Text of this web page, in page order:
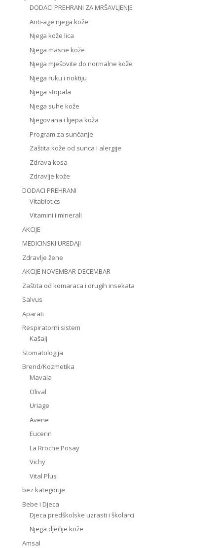
DODACI PREHRANI ZA MRŠAVLJENJE
Anti-age njega kože
Njega kože lica
Njega masne kože
Njega mješovite do normalne kože
Njega ruku i noktiju
Njega stopala
Njega suhe kože
Njegovana i lijepa koža
Program za sunčanje
Zaštita kože od sunca i alergije
Zdrava kosa
Zdravlje kože
DODACI PREHRANI
Vitabiotics
Vitamini i minerali
AKCIJE
MEDICINSKI UREDAJI
Zdravlje žene
AKCIJE NOVEMBAR-DECEMBAR
Zaštita od komaraca i drugih insekata
Salvus
Aparati
Respiratorni sistem
Kašalj
Stomatologija
Brend/Kozmetika
Mavala
Olival
Uriage
Avene
Eucerin
La Rroche Posay
Vichy
Vital Plus
bez kategorije
Bebe i Djeca
Djeca predškolske uzrasti i školarci
Njega dječije kože
Amsal